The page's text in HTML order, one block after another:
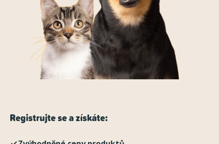
Registrujte se a získáte: